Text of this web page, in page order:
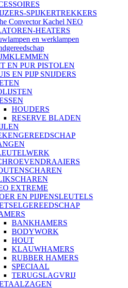
SPIJKERTREKKERS
Convector Kachel NEO
HEATERS
en werklampen
EN PUR PISTOLEN
EN PIJP SNIJDERS
HOUDERS
RESERVE BLADEN
EXTREME
EN PIJPENSLEUTELS
BANKHAMERS
BODYWORK
HOUT
KLAUWHAMERS
RUBBER HAMERS
SPECIAAL
TERUGSLAGVRIJ